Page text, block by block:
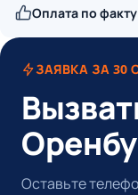
Оплата по факту
ЗАЯВКА ЗА 30
Оставьте